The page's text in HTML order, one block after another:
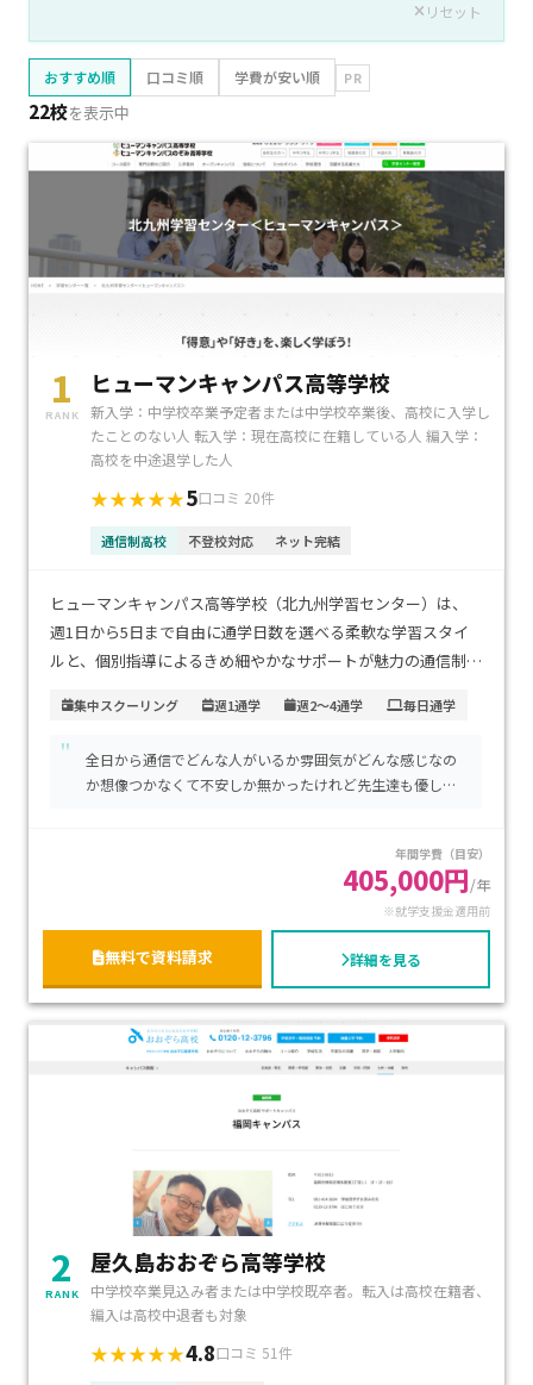
リセット
おすすめ順 口コミ順 学費が安い順 PR
22校を表示中
1
RANK
ヒューマンキャンパス高等学校
新入学：中学校卒業予定者または中学校卒業後、高校に入学し
たことのない人 転入学：現在高校に在籍している人 編入学：
高校を中途退学した人
★★★★★5口コミ 20件
通信制高校 不登校対応 ネット完結
ヒューマンキャンパス高等学校（北九州学習センター）は、
週1日から5日まで自由に通学日数を選べる柔軟な学習スタイ
ルと、個別指導によるきめ細やかなサポートが魅力の通信制高
通学のしやすさは抜群です。学費は一般通信コースで年間約
38万円からで、専門コースを選んだ場合でも就学支援金を活
用することで負担を軽減できます。自分のペースで学びたい
集中スクーリング 週1通学 週2～4通学 毎日通学
"
全日から通信でどんな人がいるか雰囲気がどんな感じなの
か想像つかなくて不安しか無かったけれど先生達も優しく
年間学費（目安）
405,000円/年
※就学支援金適用前
無料で資料請求 詳細を見る
2
RANK
屋久島おおぞら高等学校
中学校卒業見込み者または中学校既卒者。転入は高校在籍者、
編入は高校中退者も対象
★★★★★4.8口コミ 51件